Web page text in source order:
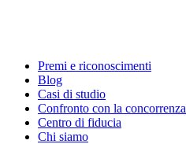
Premi e riconoscimenti
Blog
Casi di studio
Confronto con la concorrenza
Centro di fiducia
Chi siamo